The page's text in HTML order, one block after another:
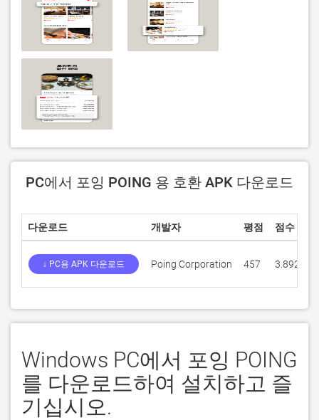
PC에서 포잉 POING 용 호환 APK 다운로드
다운로드 개발자 평점 점수
↓ PC용 APK 다운로드 Poing Corporation 457 3.89278
Windows PC에서 포잉 POING
를 다운로드하여 설치하고 즐
기십시오.